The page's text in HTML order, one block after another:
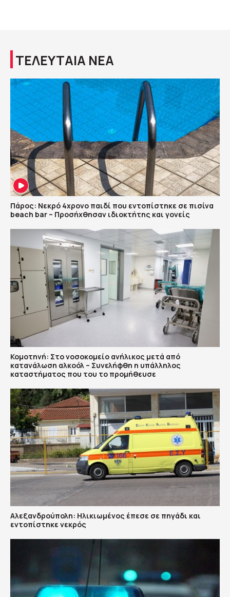
ΤΕΛΕΥΤΑΙΑ ΝΕΑ
Πάρος: Νεκρό 4χρονο παιδί που εντοπίστηκε σε πισίνα
beach bar – Προσήχθησαν ιδιοκτήτης και γονείς
Κομοτηνή: Στο νοσοκομείο ανήλικος μετά από
κατανάλωση αλκοόλ – Συνελήφθη η υπάλληλος
καταστήματος που του το προμήθευσε
Αλεξανδρούπολη: Ηλικιωμένος έπεσε σε πηγάδι και
εντοπίστηκε νεκρός